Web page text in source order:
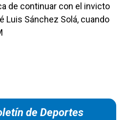
de continuar con el invicto
Luis Sánchez Solá, cuando
de Deportes